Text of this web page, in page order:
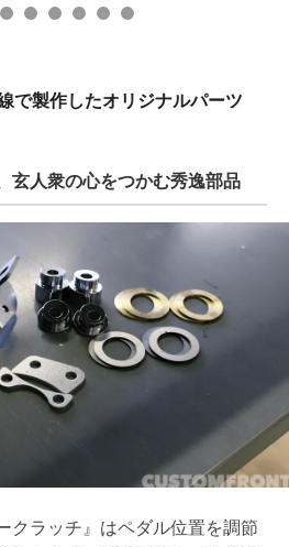
で製作したオリジナルパーツ
玄人衆の心をつかむ秀逸部品
クラッチ』はペダル位置を調節